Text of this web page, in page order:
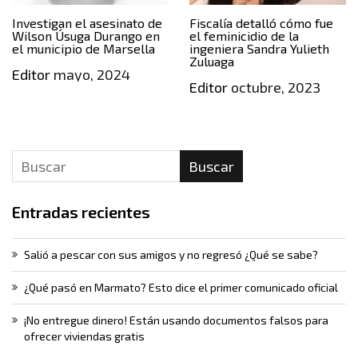
Investigan el asesinato de
Wilson Úsuga Durango en
el municipio de Marsella
Editor mayo, 2024
Fiscalía detalló cómo fue
el feminicidio de la
ingeniera Sandra Yulieth
Zuluaga
Editoroctubre, 2023
Buscar
Entradas recientes
Salió a pescar con sus amigos y no regresó ¿Qué se sabe?
¿Qué pasó en Marmato? Esto dice el primer comunicado oficial
¡No entregue dinero! Están usando documentos falsos para
ofrecer viviendas gratis